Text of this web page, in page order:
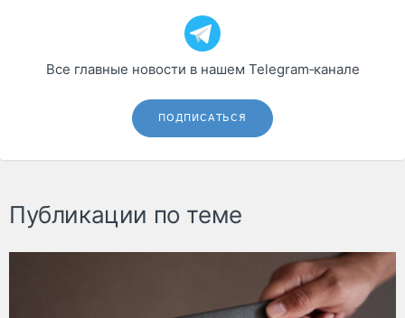
Все главные новости в нашем Telegram‑канале
ПОДПИСАТЬСЯ
Публикации по теме